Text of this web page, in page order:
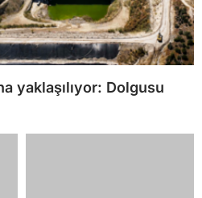
yaklaşılıyor: Dolgusu